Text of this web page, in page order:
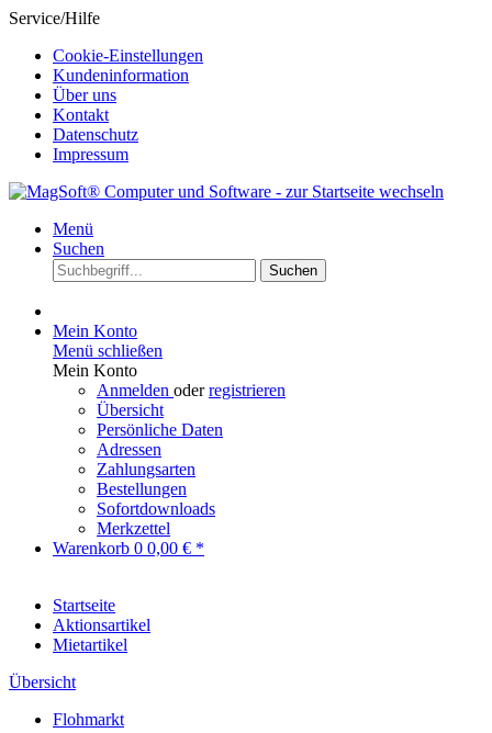
Service/Hilfe
Cookie-Einstellungen
Kundeninformation
Über uns
Kontakt
Datenschutz
Impressum
Menü
Suchen
Suchen
Mein Konto
Menü schließen
Mein Konto
Anmelden oderregistrieren
Übersicht
Persönliche Daten
Adressen
Zahlungsarten
Bestellungen
Sofortdownloads
Merkzettel
Warenkorb 0 0,00 € *
Startseite
Aktionsartikel
Mietartikel
Übersicht
Flohmarkt